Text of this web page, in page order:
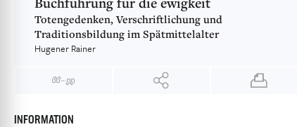
Totengedenken, Verschriftlichung und
Traditionsbildung im Spätmittelalter
Hugener Rainer
INFORMATION